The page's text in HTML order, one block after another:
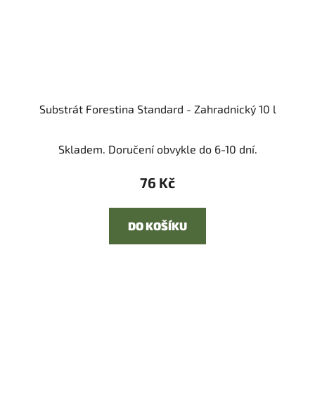
Substrát Forestina Standard - Zahradnický 10 l
Skladem. Doručení obvykle do 6-10 dní.
76 Kč
DO KOŠÍKU